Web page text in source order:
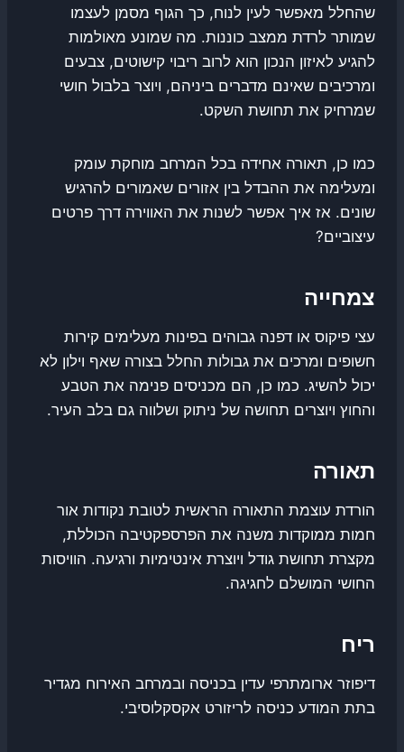
שהחלל מאפשר לעין לנוח, כך הגוף מסמן לעצמו
שמותר לרדת ממצב כוננות. מה שמונע מאולמות
להגיע לאיזון הנכון הוא לרוב ריבוי קישוטים, צבעים
ומרכיבים שאינם מדברים ביניהם, ויוצר בלבול חושי
שמרחיק את תחושת השקט.
כמו כן, תאורה אחידה בכל המרחב מוחקת עומק
ומעלימה את ההבדל בין אזורים שאמורים להרגיש
שונים. אז איך אפשר לשנות את האווירה דרך פרטים
עיצוביים?
צמחייה
עצי פיקוס או דפנה גבוהים בפינות מעלימים קירות
חשופים ומרכים את גבולות החלל בצורה שאף וילון לא
יכול להשיג. כמו כן, הם מכניסים פנימה את הטבע
והחוץ ויוצרים תחושה של ניתוק ושלווה גם בלב העיר.
תאורה
הורדת עוצמת התאורה הראשית לטובת נקודות אור
חמות ממוקדות משנה את הפרספקטיבה הכוללת,
מקצרת תחושת גודל ויוצרת אינטימיות ורגיעה. הוויסות
החושי המושלם לחגיגה.
ריח
דיפוזר ארומתרפי עדין בכניסה ובמרחב האירוח מגדיר
בתת המודע כניסה לריזורט אקסקלוסיבי.